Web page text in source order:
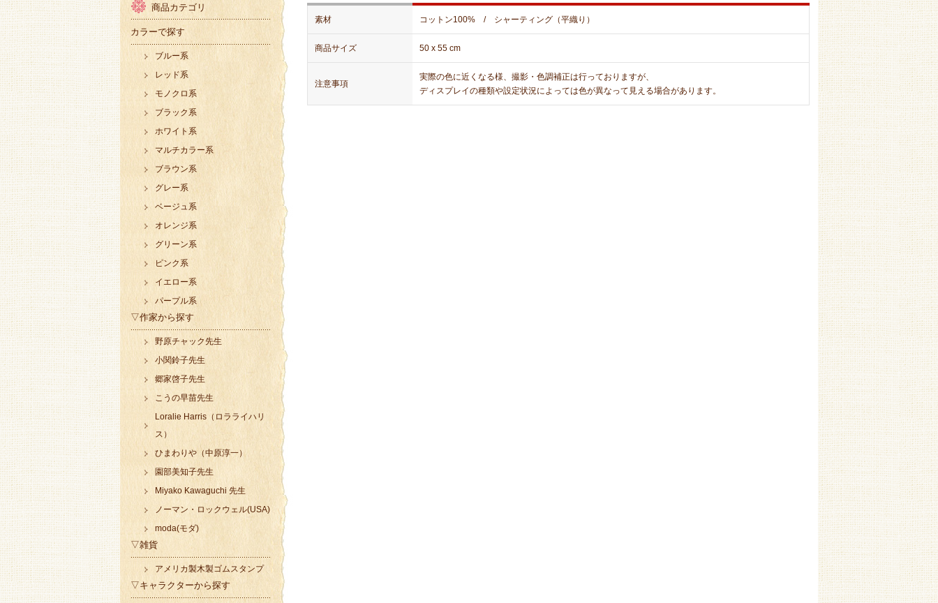
素材 コットン100% / シャーティング（平織り）
商品サイズ 50 x 55 cm
注意事項
実際の色に近くなる様、撮影・色調補正は行っておりますが、
ディスプレイの種類や設定状況によっては色が異なって見える場合があります。
商品カテゴリ
カラーで探す
ブルー系
レッド系
モノクロ系
ブラック系
ホワイト系
マルチカラー系
ブラウン系
グレー系
ベージュ系
オレンジ系
グリーン系
ピンク系
イエロー系
パープル系
▽作家から探す
野原チャック先生
小関鈴子先生
郷家啓子先生
こうの早苗先生
Loralie Harris（ロラライハリ
ス）
ひまわりや（中原淳一）
園部美知子先生
Miyako Kawaguchi 先生
ノーマン・ロックウェル(USA)
moda(モダ)
▽雑貨
アメリカ製木製ゴムスタンプ
▽キャラクターから探す